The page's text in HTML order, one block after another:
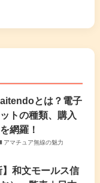
aitendoとは？電子
トの種類、購入
網羅！
アマチュア無線の魅力
】和文モールス信